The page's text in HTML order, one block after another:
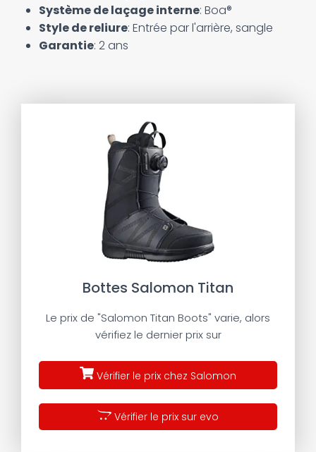
Système de laçage interne: Boa®
Style de reliure: Entrée par l'arrière, sangle
Garantie: 2 ans
Bottes Salomon Titan
Le prix de "Salomon Titan Boots" varie, alors
vérifiez le dernier prix sur
Vérifier le prix chez Salomon
Vérifier le prix sur evo